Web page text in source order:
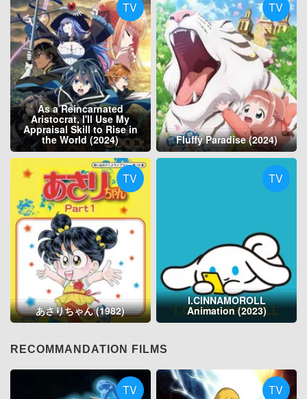
TV
As a Reincarnated
Aristocrat, I'll Use My
Appraisal Skill to Rise in
the World (2024)
TV
Fluffy Paradise (2024)
TV
あさりちゃん (1982)
TV
I.CINNAMOROLL
Animation (2023)
RECOMMANDATION FILMS
TV TV